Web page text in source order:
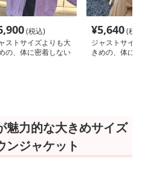
(税込)
ストサイズよりも大
の、体に密着しない
¥5,640(税
ジャストサイ
きめの、体に
魅力的な大きめサイズ
ンジャケット